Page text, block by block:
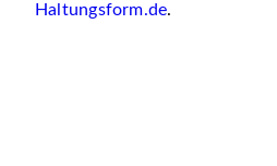
Haltungsform.de.